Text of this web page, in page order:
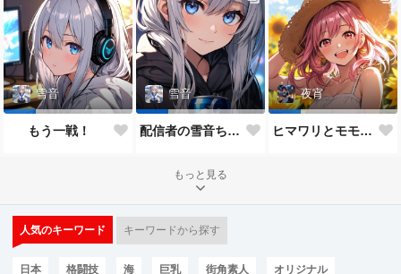
雪音
もう一戦！
雪音
配信者の雪音ちゃん
夜宵
ヒマワリとモモちゃん♥
もっと見る
人気のキーワード キーワードから探す
日本 格闘技 海 巨乳 街角素人 オリジナル